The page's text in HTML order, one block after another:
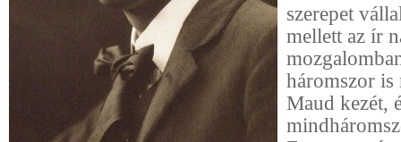
szerepet
mellett az ír
háromszor is
Maud kezét,